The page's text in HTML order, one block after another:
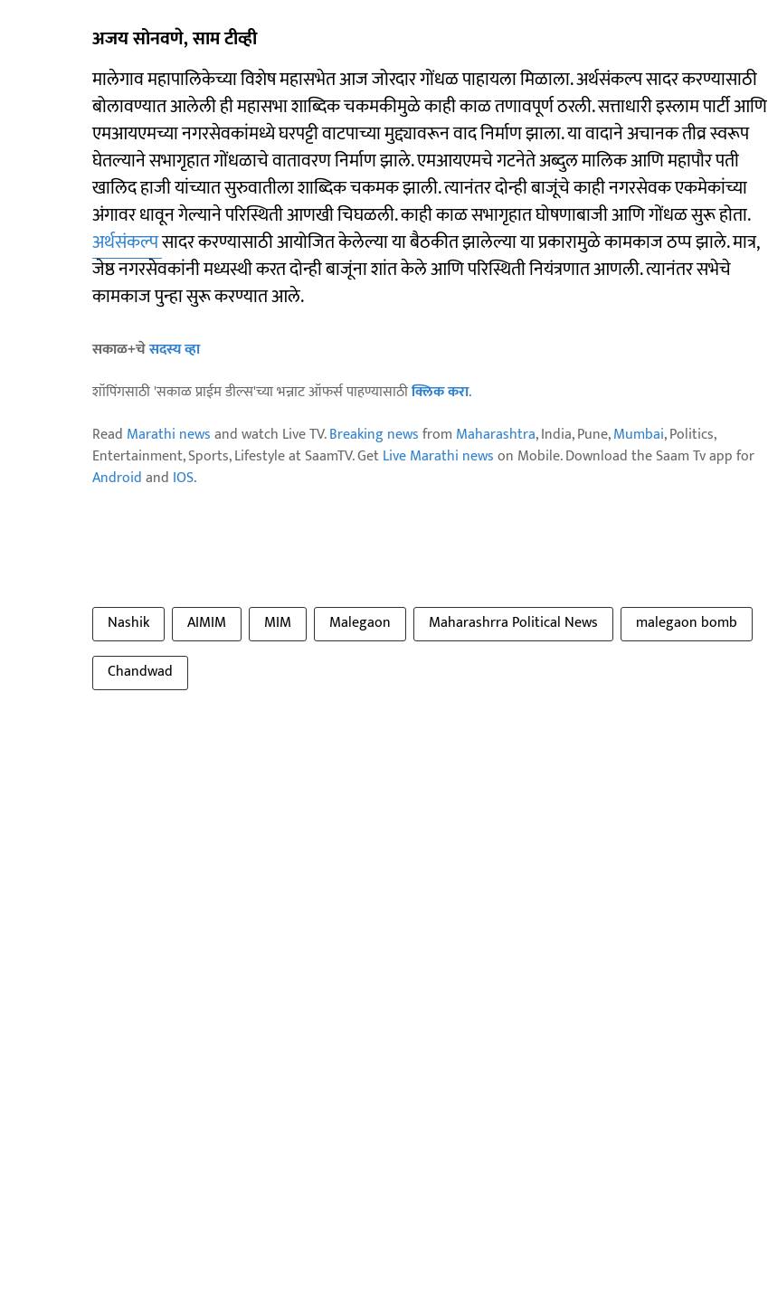
अजय सोनवणे, साम टीव्ही
मालेगाव महापालिकेच्या विशेष महासभेत आज जोरदार गोंधळ पाहायला मिळाला. अर्थसंकल्प सादर करण्यासाठी
बोलावण्यात आलेली ही महासभा शाब्दिक चकमकीमुळे काही काळ तणावपूर्ण ठरली. सत्ताधारी इस्लाम पार्टी आणि
एमआयएमच्या नगरसेवकांमध्ये घरपट्टी वाटपाच्या मुद्द्यावरून वाद निर्माण झाला. या वादाने अचानक तीव्र स्वरूप
घेतल्याने सभागृहात गोंधळाचे वातावरण निर्माण झाले. एमआयएमचे गटनेते अब्दुल मालिक आणि महापौर पती
खालिद हाजी यांच्यात सुरुवातीला शाब्दिक चकमक झाली. त्यानंतर दोन्ही बाजूंचे काही नगरसेवक एकमेकांच्या
अंगावर धावून गेल्याने परिस्थिती आणखी चिघळली. काही काळ सभागृहात घोषणाबाजी आणि गोंधळ सुरू होता.
अर्थसंकल्पसादर करण्यासाठी आयोजित केलेल्या या बैठकीत झालेल्या या प्रकारामुळे कामकाज ठप्प झाले. मात्र,
जेष्ठ नगरसेवकांनी मध्यस्थी करत दोन्ही बाजूंना शांत केले आणि परिस्थिती नियंत्रणात आणली. त्यानंतर सभेचे
कामकाज पुन्हा सुरू करण्यात आले.
सकाळ+चेसदस्य व्हा
शॉपिंगसाठी 'सकाळ प्राईम डील्स'च्या भन्नाट ऑफर्स पाहण्यासाठीक्लिक करा.
Read Marathi newsand watch Live TV.Breaking newsfrom Maharashtra, India, Pune,Mumbai, Politics,
Entertainment, Sports, Lifestyle at SaamTV. GetLive Marathi newson Mobile. Download the Saam Tv app for
Androidand IOS.
Nashik AIMIM MIM Malegaon Maharashrra Political News
malegaon bomb
Chandwad